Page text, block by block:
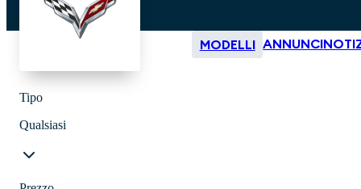
MODELLI ANNUNCI
Tipo
Qualsiasi